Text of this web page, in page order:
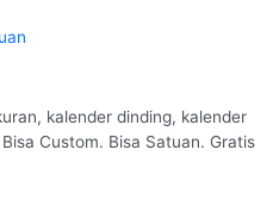
kalender dinding, kalender
Custom. Bisa Satuan. Gratis